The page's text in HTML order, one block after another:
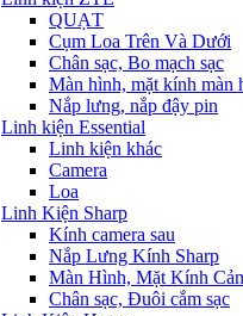
QUẠT
Cụm Loa Trên Và Dưới
Chân sạc, Bo mạch sạc
Màn hình, mặt kính màn
Nắp lưng, nắp đậy pin
Linh kiện Essential
Linh kiện khác
Camera
Loa
Linh Kiện Sharp
Kính camera sau
Nắp Lưng Kính Sharp
Màn Hình, Mặt Kính
Chân sạc, Đuôi cắm sạc